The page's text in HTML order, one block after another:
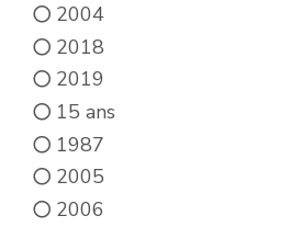
2004
2018
2019
15 ans
1987
2005
2006